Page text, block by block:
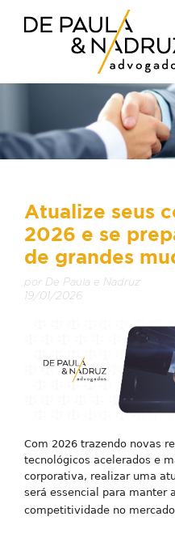
Atualize seus
2026 e se
de grandes
por De Paula e Nadruz
19/01/2026
Com 2026 trazendo novas
tecnológicos acelerados e
corporativa, realizar uma
será essencial para manter
competitividade no